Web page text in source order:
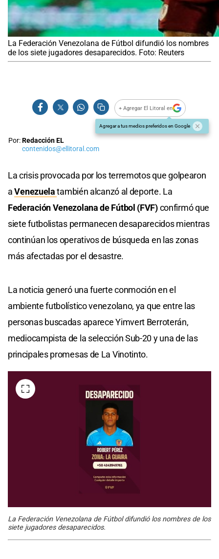
La Federación Venezolana de Fútbol difundió los nombres
de los siete jugadores desaparecidos. Foto: Reuters
+ Agregar El Litoral en
Agregar a tus medios preferidos en Google
Por:Redacción EL
contenidos@ellitoral.com
La crisis provocada por los terremotos que golpearon
aVenezuelatambién alcanzó al deporte. La
Federación Venezolana de Fútbol (FVF)confirmó que
siete futbolistas permanecen desaparecidos mientras
continúan los operativos de búsqueda en las zonas
más afectadas por el desastre.
La noticia generó una fuerte conmoción en el
ambiente futbolístico venezolano, ya que entre las
personas buscadas aparece Yimvert Berroterán,
mediocampista de la selección Sub-20 y una de las
principales promesas de La Vinotinto.
La Federación Venezolana de Fútbol difundió los nombres de los
siete jugadores desaparecidos.